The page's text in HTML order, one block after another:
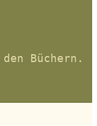
Büchern.